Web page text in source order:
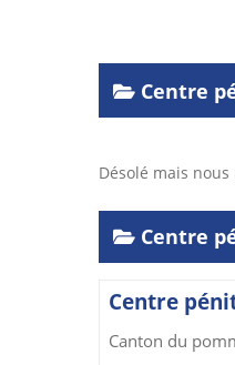
Centre
Désolé mais
Centre
Centre
Canton du